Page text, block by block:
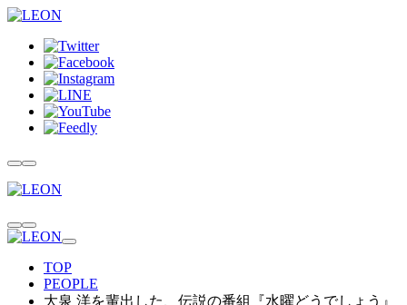
TOP
PEOPLE
大泉 洋を輩出した、伝説の番組『水曜どうでしょう』